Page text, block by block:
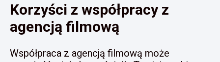
Korzyści z współpracy z
agencją filmową
Współpraca z agencją filmową może